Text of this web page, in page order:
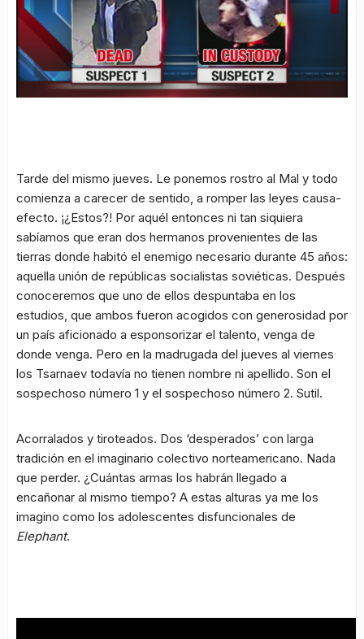
Tarde del mismo jueves. Le ponemos rostro al Mal y todo
comienza a carecer de sentido, a romper las leyes causa-
efecto. ¡¿Estos?! Por aquél entonces ni tan siquiera
sabíamos que eran dos hermanos provenientes de las
tierras donde habitó el enemigo necesario durante 45 años:
aquella unión de repúblicas socialistas soviéticas. Después
conoceremos que uno de ellos despuntaba en los
estudios, que ambos fueron acogidos con generosidad por
un país aficionado a esponsorizar el talento, venga de
donde venga. Pero en la madrugada del jueves al viernes
los Tsarnaev todavía no tienen nombre ni apellido. Son el
sospechoso número 1 y el sospechoso número 2. Sutil.
Acorralados y tiroteados. Dos ‘desperados’ con larga
tradición en el imaginario colectivo norteamericano. Nada
que perder. ¿Cuántas armas los habrán llegado a
encañonar al mismo tiempo? A estas alturas ya me los
imagino como los adolescentes disfuncionales de
Elephant.